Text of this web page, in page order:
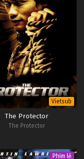
Vietsub
The Protector
The Protector
Phim lẻ